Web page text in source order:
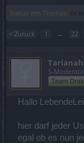
Status des Themas:
< Zurück 1 ← 22
Tarianah
S-
Team
Hallo
hier darf jeder
egal ob es nun